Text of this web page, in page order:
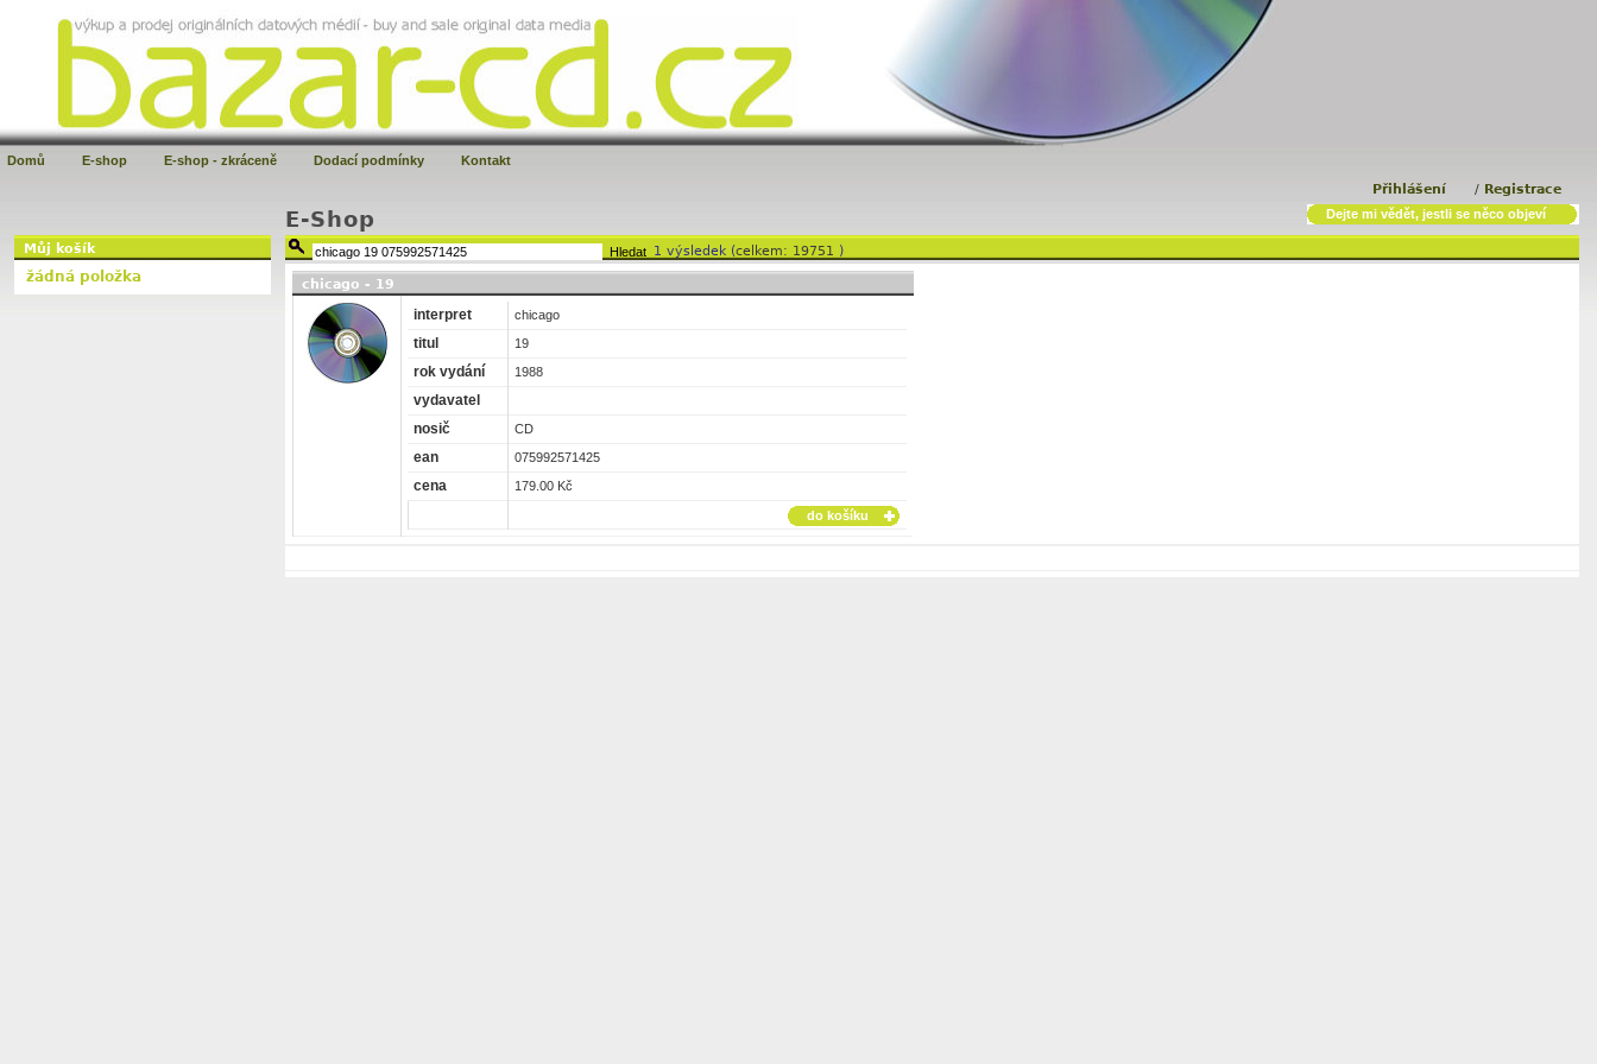
Přihlášení / Registrace
Domů E-shop E-shop - zkráceně Dodací podmínky Kontakt
E-Shop Dejte mi vědět, jestli se něco objeví
1 výsledek (celkem: 19751 )
chicago - 19
interpret chicago
titul 19
rok vydání 1988
vydavatel
nosič
CD
ean 075992571425
cena 179.00 Kč
do košíku
Můj košík
žádná položka